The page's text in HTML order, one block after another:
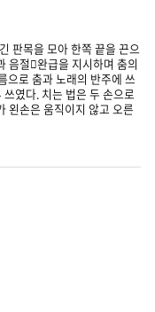
판목을 모아 한쪽 끝을 끈으
음절완급을 지시하며 춤의
으로 춤과 노래의 반주에 쓰
였다. 치는 법은 두 손으로
왼손은 움직이지 않고 오른